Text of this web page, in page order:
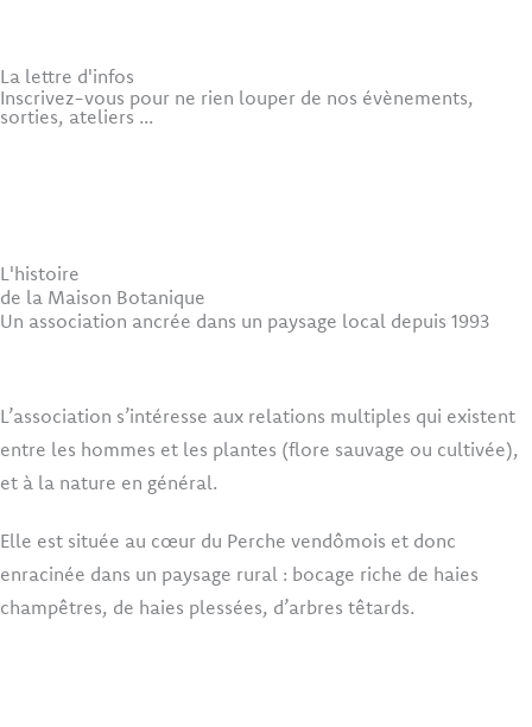
La lettre d'infos
Inscrivez-vous pour ne rien louper de nos évènements,
sorties, ateliers ...
L'histoire
de la Maison Botanique
Un association ancrée dans un paysage local depuis 1993
L’association s’intéresse aux relations multiples qui existent
entre les hommes et les plantes (flore sauvage ou cultivée),
et à la nature en général.
Elle est située au cœur du Perche vendômois et donc
enracinée dans un paysage rural : bocage riche de haies
champêtres, de haies plessées, d’arbres têtards.